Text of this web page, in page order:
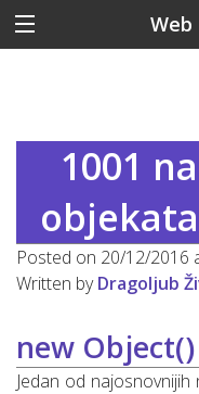
1001
Posted on 20/12/2016
Written byDragoljub
new Object()
Jedan od